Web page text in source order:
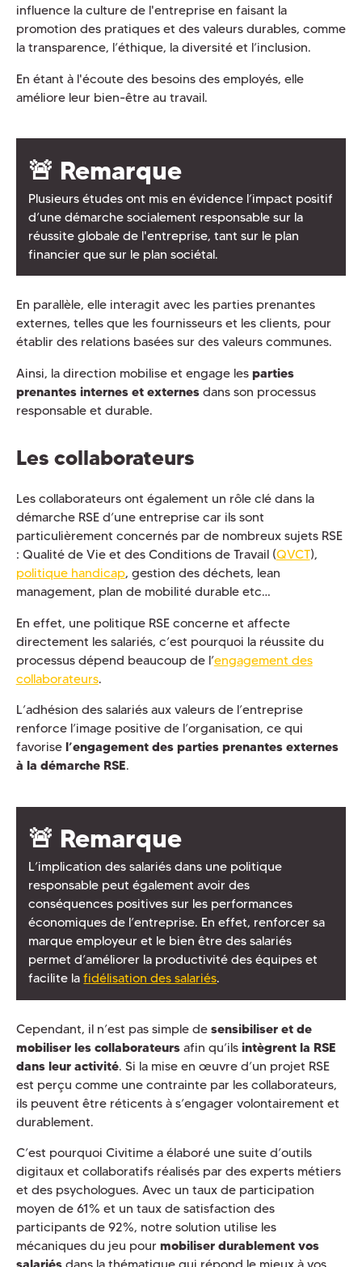
influence la culture de l'entreprise en faisant la
promotion des pratiques et des valeurs durables, comme
la transparence, l’éthique, la diversité et l’inclusion.
En étant à l'écoute des besoins des employés, elle
améliore leur bien-être au travail.
🚨 Remarque
Plusieurs études ont mis en évidence l’impact positif
d’une démarche socialement responsable sur la
réussite globale de l'entreprise, tant sur le plan
financier que sur le plan sociétal.
En parallèle, elle interagit avec les parties prenantes
externes, telles que les fournisseurs et les clients, pour
établir des relations basées sur des valeurs communes.
Ainsi, la direction mobilise et engage les parties
prenantes internes et externesdans son processus
responsable et durable.
Les collaborateurs
Les collaborateurs ont également un rôle clé dans la
démarche RSE d’une entreprise car ils sont
particulièrement concernés par de nombreux sujets RSE
: Qualité de Vie et des Conditions de Travail (QVCT),
politique handicap, gestion des déchets, lean
management, plan de mobilité durable etc…
En effet, une politique RSE concerne et affecte
directement les salariés, c’est pourquoi la réussite du
processus dépend beaucoup de l’engagement des
collaborateurs.
L’adhésion des salariés aux valeurs de l’entreprise
renforce l’image positive de l’organisation, ce qui
favorise l’engagement des parties prenantes externes
à la démarche RSE.
🚨 Remarque
L’implication des salariés dans une politique
responsable peut également avoir des
conséquences positives sur les performances
économiques de l’entreprise. En effet, renforcer sa
marque employeur et le bien être des salariés
permet d’améliorer la productivité des équipes et
facilite lafidélisation des salariés.
Cependant, il n’est pas simple de sensibiliser et de
mobiliser les collaborateursafin qu’ils intègrent la RSE
dans leur activité. Si la mise en œuvre d’un projet RSE
est perçu comme une contrainte par les collaborateurs,
ils peuvent être réticents à s’engager volontairement et
durablement.
C’est pourquoi Civitime a élaboré une suite d’outils
digitaux et collaboratifs réalisés par des experts métiers
et des psychologues. Avec un taux de participation
moyen de 61% et un taux de satisfaction des
participants de 92%, notre solution utilise les
mécaniques du jeu pour mobiliser durablement vos